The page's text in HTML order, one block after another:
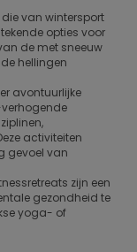
van wintersport
opties voor
de met sneeuw
hellingen
avontuurlijke
activiteiten
gevoel van
zijn een
gezondheid te
yoga- of